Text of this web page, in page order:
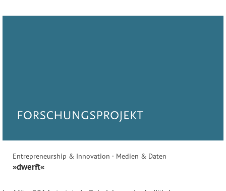
Entrepreneurship & Innovation · Medien & Daten
»dwerft«